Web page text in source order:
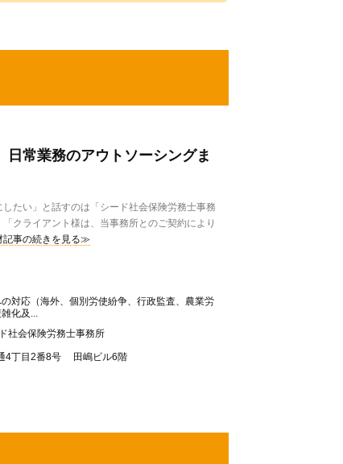
日常業務のアウトソーシングま
たい」と話すのは「シード社会保険労務士事務
クライアント様は、当事務所とのご契約により
記事の続きを見る≫
対応（海外、個別労使紛争、行政監査、農業労
化及...
社会保険労務士事務所
4丁目2番8号 田嶋ビル6階